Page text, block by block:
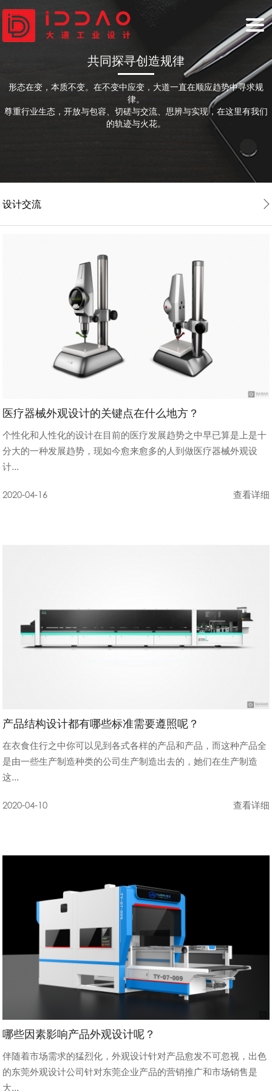
首页
INDUSTRIAL DESIGN
大道服务
NEWS
共同探寻创造规律
形态在变，本质不变。在不变中应变，大道一直在顺应趋势中寻求规
律。
尊重行业生态，开放与包容、切磋与交流、思辨与实现，在这里有我们
的轨迹与火花。
设计交流
医疗器械外观设计的关键点在什么地方？
个性化和人性化的设计在目前的医疗发展趋势之中早已算是上是十
分大的一种发展趋势，现如今愈来愈多的人到做医疗器械外观设
计...
查看详细
2020-04-16
产品结构设计都有哪些标准需要遵照呢？
在衣食住行之中你可以见到各式各样的产品和产品，而这种产品全
是由一些生产制造种类的公司生产制造出去的，她们在生产制造
这...
查看详细
2020-04-10
哪些因素影响产品外观设计呢？
伴随着市场需求的猛烈化，外观设计针对产品愈发不可忽视，出色
的东莞外观设计公司针对东莞企业产品的营销推广和市场销售是
大...